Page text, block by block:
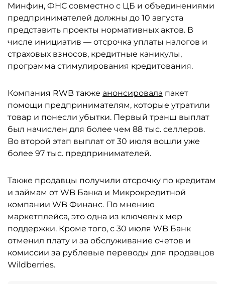
Минфин, ФНС совместно с ЦБ и объединениями
предпринимателей должны до 10 августа
представить проекты нормативных актов. В
числе инициатив — отсрочка уплаты налогов и
страховых взносов, кредитные каникулы,
программа стимулирования кредитования.
Компания RWB также анонсировала пакет
помощи предпринимателям, которые утратили
товар и понесли убытки. Первый транш выплат
был начислен для более чем 88 тыс. селлеров.
Во второй этап выплат от 30 июля вошли уже
более 97 тыс. предпринимателей.
Также продавцы получили отсрочку по кредитам
и займам от WB Банка и Микрокредитной
компании WB Финанс. По мнению
маркетплейса, это одна из ключевых мер
поддержки. Кроме того, с 30 июля WB Банк
отменил плату и за обслуживание счетов и
комиссии за рублевые переводы для продавцов
Wildberries.